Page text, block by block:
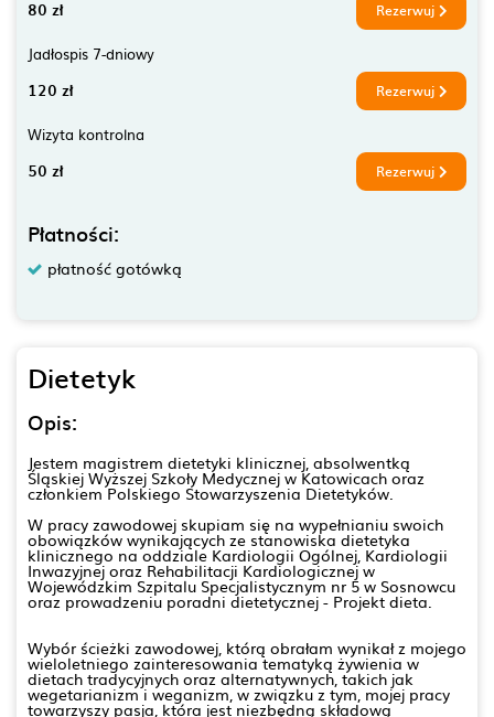
80 zł Rezerwuj
Jadłospis 7-dniowy
120 zł Rezerwuj
Wizyta kontrolna
50 zł Rezerwuj
Płatności:
płatność gotówką
Dietetyk
Opis:
Jestem magistrem dietetyki klinicznej, absolwentką
Śląskiej Wyższej Szkoły Medycznej w Katowicach oraz
członkiem Polskiego Stowarzyszenia Dietetyków.
W pracy zawodowej skupiam się na wypełnianiu swoich
obowiązków wynikających ze stanowiska dietetyka
klinicznego na oddziale Kardiologii Ogólnej, Kardiologii
Inwazyjnej oraz Rehabilitacji Kardiologicznej w
Wojewódzkim Szpitalu Specjalistycznym nr 5 w Sosnowcu
oraz prowadzeniu poradni dietetycznej - Projekt dieta.
Wybór ścieżki zawodowej, którą obrałam wynikał z mojego
wieloletniego zainteresowania tematyką żywienia w
dietach tradycyjnych oraz alternatywnych, takich jak
wegetarianizm i weganizm, w związku z tym, mojej pracy
towarzyszy pasja, która jest niezbędną składową